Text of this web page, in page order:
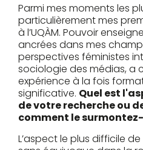
Parmi mes moments les
particulièrement mes
à l’UQÀM. Pouvoir
ancrées dans mes
perspectives féministes
sociologie des médias, a
expérience à la fois
significative. Quel est
de votre recherche ou
comment le
L’aspect le plus difficile